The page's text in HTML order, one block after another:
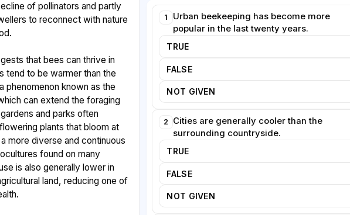
of pollinators and partly
to reconnect with nature
that bees can thrive in
tend to be warmer than the
phenomenon known as the
can extend the foraging
and parks often
plants that bloom at
more diverse and continuous
found on many
is also generally lower in
land, reducing one of
1
Urban beekeeping has become more
popular in the last twenty years.
TRUE
FALSE
NOT GIVEN
2
Cities are generally cooler than the
surrounding countryside.
TRUE
FALSE
NOT GIVEN